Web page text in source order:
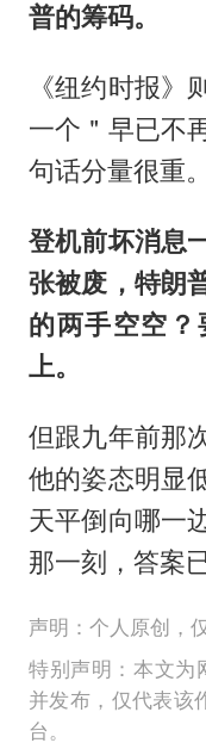
普的筹码。
《纽约时报》
一个＂早已不
句话分量很重。
登机前坏消息
张被废，特朗
的两手空空
上。
但跟九年前那
他的姿态明显
天平倒向哪一
那一刻，答案
声明：个人原创，
特别声明：本文为
并发布，仅代表该
台。